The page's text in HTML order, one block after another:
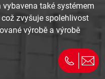
také systémem
zvyšuje spolehlivost
výrobě a výrobě